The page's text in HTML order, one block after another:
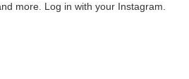
more. Log in with your Instagram.